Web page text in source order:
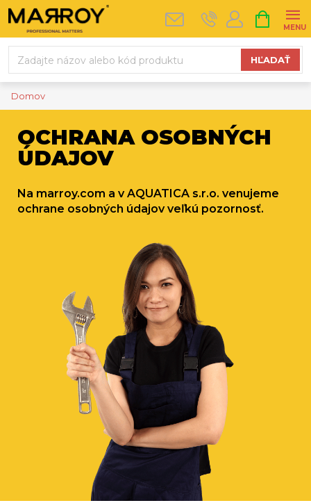
Prejsť
na
HĽADAŤ
KOŠÍK
Domov
OCHRANA OSOBNÝCH
ÚDAJOV
Na marroy.com a v AQUATICA s.r.o. venujeme
ochrane osobných údajov veľkú pozornosť.